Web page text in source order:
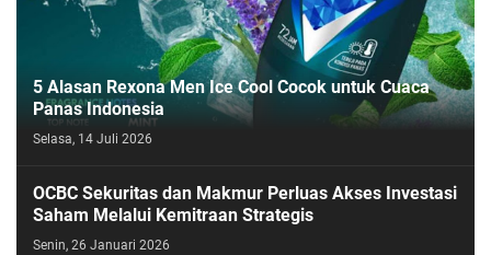
5 Alasan Rexona Men Ice Cool Cocok untuk Cuaca
Panas Indonesia
Selasa, 14 Juli 2026
OCBC Sekuritas dan Makmur Perluas Akses Investasi
Saham Melalui Kemitraan Strategis
Senin, 26 Januari 2026